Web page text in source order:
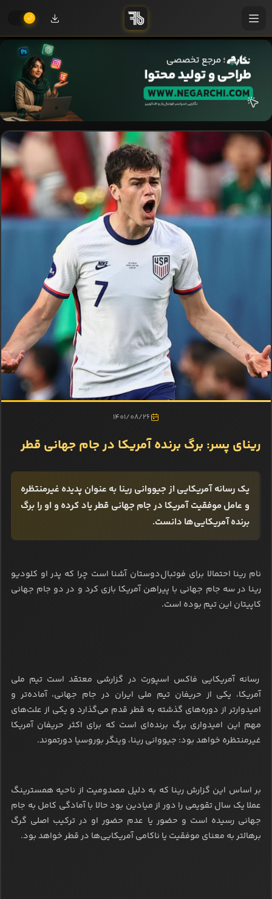
1401/08/26
رینای پسر: برگ برنده آمریکا در جام جهانی قطر
یک رسانه آمریکایی از جیووانی رینا به عنوان پدیده غیرمنتظره
و عامل موفقیت آمریکا در جام جهانی قطر یاد کرده و او را برگ
برنده آمریکایی‌ها دانست.
نام رینا احتمالا برای فوتبال‌دوستان آشنا است چرا که پدر او کلودیو
رینا در سه جام جهانی با پیراهن آمریکا بازی کرد و در دو جام جهانی
کاپیتان این تیم بوده است.
رسانه آمریکایی فاکس اسپورت در گزارشی معتقد است تیم ملی
آمریکا، یکی از حریفان تیم ملی ایران در جام جهانی، آماده‌تر و
امیدوارتر از دوره‌های گذشته به قطر قدم می‌گذارد و یکی از علت‌های
مهم این امیدواری برگ برنده‌ای است که برای اکثر حریفان آمریکا
غیرمنتظره خواهد بود: جیووانی رینا، وینگر بوروسیا دورتموند.
بر اساس این گزارش رینا که به دلیل مصدومیت از ناحیه همسترینگ
عملا یک سال تقویمی را دور از میادین بود حالا با آمادگی کامل به جام
جهانی رسیده است و حضور یا عدم حضور او در ترکیب اصلی گرگ
برهالتر به معنای موفقیت یا ناکامی آمریکایی‌ها در قطر خواهد بود.